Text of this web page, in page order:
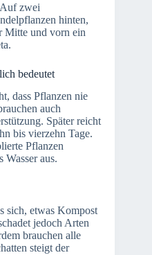
zwei
hinten,
Mitte und vorn ein
bedeutet
dass Pflanzen nie
auch
Später reicht
bis vierzehn Tage.
Pflanzen
Wasser aus.
sich, etwas Kompost
jedoch Arten
brauchen alle
steigt der